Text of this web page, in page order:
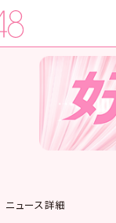
ニュース詳細